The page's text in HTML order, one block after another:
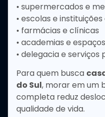
• supermercados e
• escolas e
• farmácias e clínicas
• academias e
• delegacia e serviços
Para quem busca
do Sul, morar em um
completa reduz
qualidade de vida.